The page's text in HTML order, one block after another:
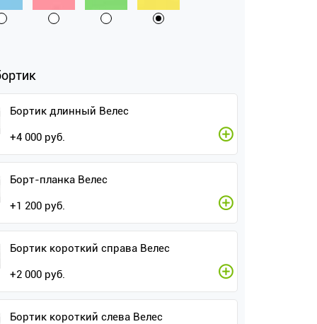
Бортик длинный Велес
+4 000 руб.
Борт-планка Велес
+1 200 руб.
Бортик короткий справа Велес
+2 000 руб.
Бортик короткий слева Велес